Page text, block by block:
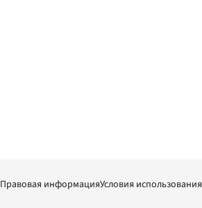
Правовая информацияУсловия использования